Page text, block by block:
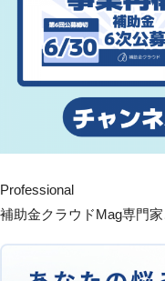
Professional
補助金クラウドMag専門